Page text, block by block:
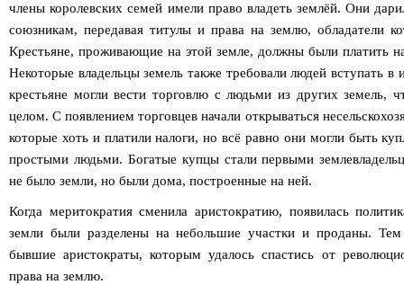
члены королевских семей имели право владеть землёй. Они
союзникам, передавая титулы и права на землю, обладатели
Крестьяне, проживающие на этой земле, должны были платить
Некоторые владельцы земель также требовали людей вступать
крестьяне могли вести торговлю с людьми из других земель,
целом. С появлением торговцев начали открываться
которые хоть и платили налоги, но всё равно они могли быть
простыми людьми. Богатые купцы стали первыми
не было земли, но были дома, построенные на ней.
Когда меритократия сменила аристократию, появилась
земли были разделены на небольшие участки и проданы.
бывшие аристократы, которым удалось спастись от
права на землю.